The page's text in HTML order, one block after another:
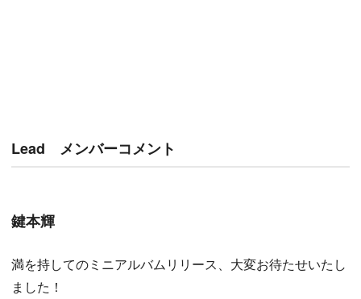
Lead メンバーコメント
鍵本輝
満を持してのミニアルバムリリース、大変お待たせいたし
ました！